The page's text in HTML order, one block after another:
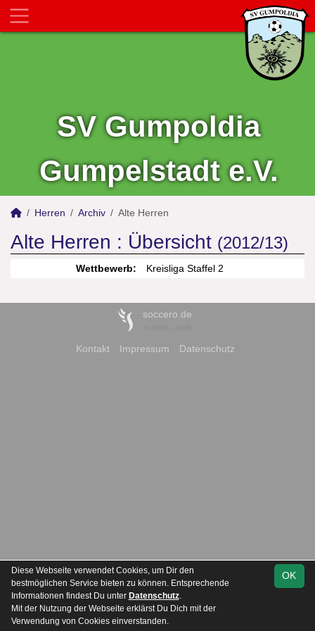
SV Gumpoldia
Gumpelstadt e.V.
Herren Archiv Alte Herren
Team
Kreisliga Staffel
2
Spielplan
Alte Herren : Übersicht (2012/13)
Wettbewerb: Kreisliga Staffel 2
soccero.de
Kontakt Impressum Datenschutz
OK
Diese Webseite verwendet Cookies, um Dir den
bestmöglichen Service bieten zu können. Entsprechende
Informationen findest Du unter Datenschutz.
Mit der Nutzung der Webseite erklärst Du Dich mit der
Verwendung von Cookies einverstanden.